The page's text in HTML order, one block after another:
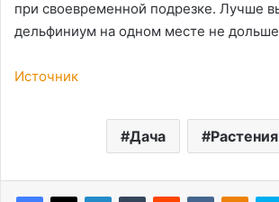
при своевременной подрезке. Лучше
дельфиниум на одном месте не
Источник
Дача Растения